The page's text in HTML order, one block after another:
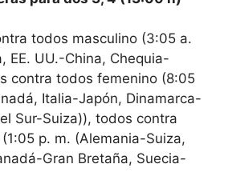
todos masculino (3:05 a.
EE. UU.-China, Chequia-
contra todos femenino (8:05
Italia-Japón, Dinamarca-
Sur-Suiza)), todos contra
​​p. m. (Alemania-Suiza,
Gran Bretaña, Suecia-